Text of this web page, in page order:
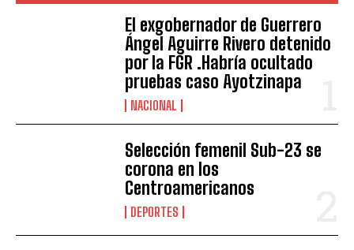
El exgobernador de Guerrero
Ángel Aguirre Rivero detenido
por la FGR .Habría ocultado
pruebas caso Ayotzinapa
NACIONAL
Selección femenil Sub-23 se
corona en los
Centroamericanos
DEPORTES